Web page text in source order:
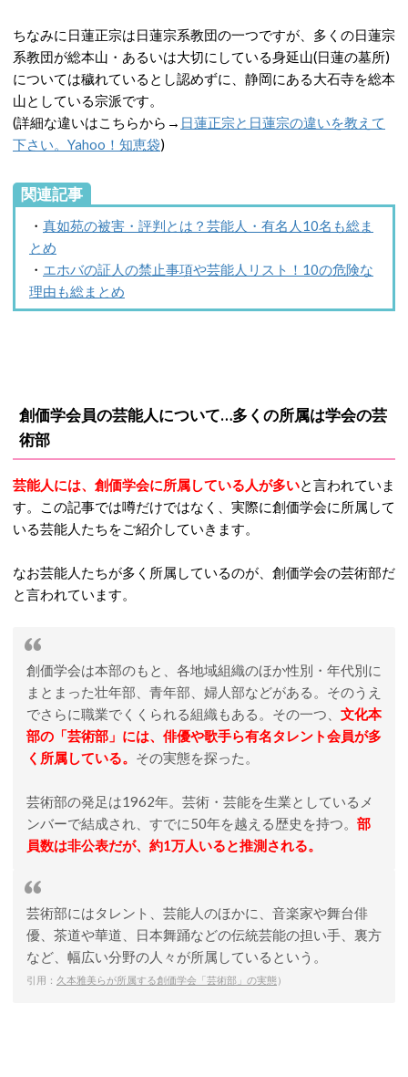
ちなみに日蓮正宗は日蓮宗系教団の一つですが、多くの日蓮宗
系教団が総本山・あるいは大切にしている身延山(日蓮の墓所)
については穢れているとし認めずに、静岡にある大石寺を総本
山としている宗派です。
(詳細な違いはこちらから→ 日蓮正宗と日蓮宗の違いを教えて
下さい。Yahoo！知恵袋)
関連記事
・ 真如苑の被害・評判とは？芸能人・有名人10名も総ま
とめ
・ エホバの証人の禁止事項や芸能人リスト！10の危険な
理由も総まとめ
創価学会員の芸能人について…多くの所属は学会の芸
術部
芸能人には、創価学会に所属している人が多いと言われていま
す。この記事では噂だけではなく、実際に創価学会に所属して
いる芸能人たちをご紹介していきます。
なお芸能人たちが多く所属しているのが、創価学会の芸術部だ
と言われています。
創価学会は本部のもと、各地域組織のほか性別・年代別に
まとまった壮年部、青年部、婦人部などがある。そのうえ
でさらに職業でくくられる組織もある。その一つ、 文化本
部の「芸術部」には、俳優や歌手ら有名タレント会員が多
く所属している。 その実態を探った。
芸術部の発足は1962年。芸術・芸能を生業としているメ
ンバーで結成され、すでに50年を越える歴史を持つ。 部
員数は非公表だが、約1万人いると推測される。
芸術部にはタレント、芸能人のほかに、音楽家や舞台俳
優、茶道や華道、日本舞踊などの伝統芸能の担い手、裏方
など、幅広い分野の人々が所属しているという。
引用： 久本雅美らが所属する創価学会「芸術部」の実態）